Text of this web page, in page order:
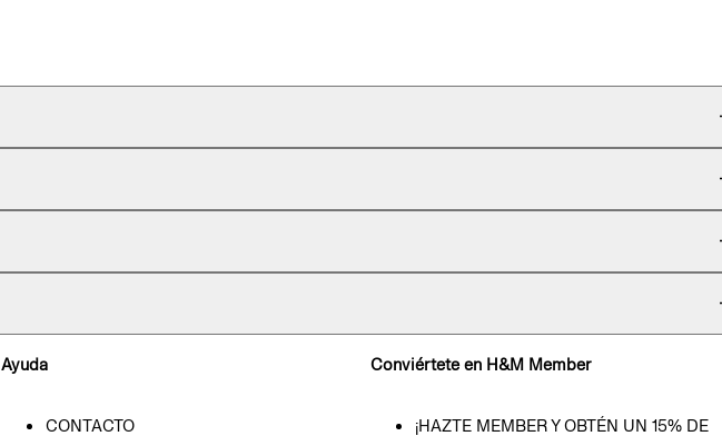
Ayuda
CONTACTO
Conviértete en H&M Member
¡HAZTE MEMBER Y OBTÉN UN 15% DE